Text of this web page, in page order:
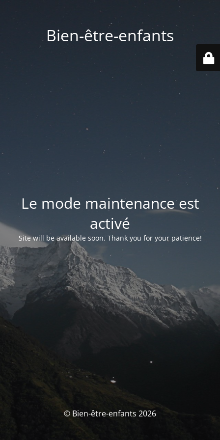
Bien-être-enfants
Le mode maintenance est
activé
Site will be available soon. Thank you for your patience!
© Bien-être-enfants 2026